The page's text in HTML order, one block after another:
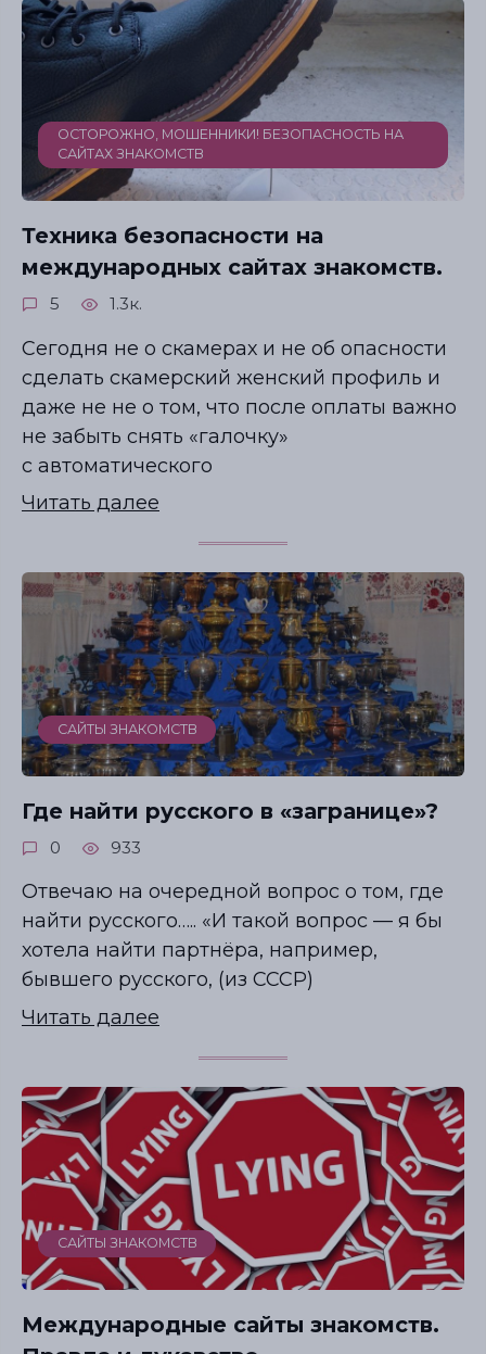
ОСТОРОЖНО, МОШЕННИКИ! БЕЗОПАСНОСТЬ НА
САЙТАХ ЗНАКОМСТВ
Техника безопасности на
международных сайтах знакомств.
5 1.3к.
Сегодня не о скамерах и не об опасности
сделать скамерский женский профиль и
даже не не о том, что после оплаты важно
не забыть снять «галочку»
с автоматического
Читать далее
САЙТЫ ЗНАКОМСТВ
Где найти русского в «загранице»?
0 933
Отвечаю на очередной вопрос о том, где
найти русского….. «И такой вопрос — я бы
хотела найти партнёра, например,
бывшего русского, (из СССР)
Читать далее
САЙТЫ ЗНАКОМСТВ
Международные сайты знакомств.
иностранцами
СЕКРЕТЫ УСПЕШНЫХ ОНЛАЙН-ЗНАКОМСТВ
Где знакомиться, если вам 40... 50… 60+?
Как выбрать лучший сайт?
Как сделать идеальный профиль?
Забрать бесплатно